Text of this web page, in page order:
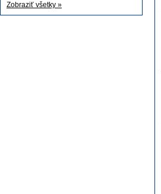
Zobraziť všetky »